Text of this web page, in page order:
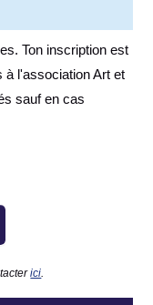
Ton inscription est
à l'association Art et
sauf en cas
ici.